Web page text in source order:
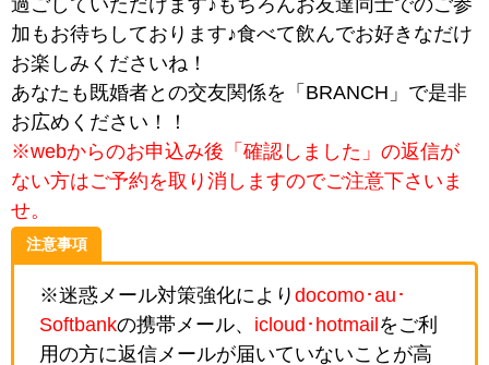
過ごしていただけます♪もちろんお友達同士でのご参
加もお待ちしております♪食べて飲んでお好きなだけ
お楽しみくださいね！
あなたも既婚者との交友関係を「BRANCH」で是非
お広めください！！
※webからのお申込み後「確認しました」の返信が
ない方はご予約を取り消しますのでご注意下さいま
せ。
注意事項
※迷惑メール対策強化により docomo･au･
Softbankの携帯メール、 icloud･hotmail をご利
用の方に返信メールが届いていないことが高